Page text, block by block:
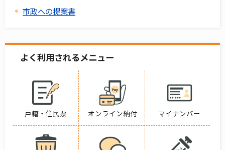
市政への提案書
よく利用されるメニュー
戸籍・住民票 オンライン納付 マイナンバー